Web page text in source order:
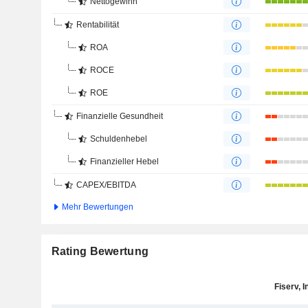
Rentabilität
ROA
ROCE
ROE
Finanzielle Gesundheit
Schuldenhebel
Finanzieller Hebel
CAPEX/EBITDA
Mehr Bewertungen
Rating Bewertung
Fiserv,